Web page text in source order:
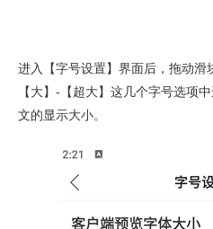
进入【字号设置】界面后，拖动滑
【大】-【超大】这几个字号选项
文的显示大小。